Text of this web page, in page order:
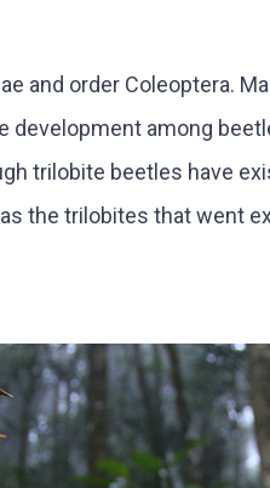
and order Coleoptera.
among
trilobite beetles have
the trilobites that went